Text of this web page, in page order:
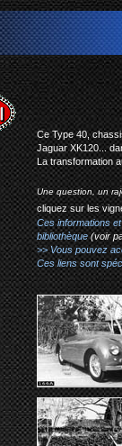
Ce Type 40,
Jaguar XK120...
La transformation
Une question, un
cliquez sur les
Ces informations
bibliothèque(voir
>> Vous pouvez
Ces liens sont